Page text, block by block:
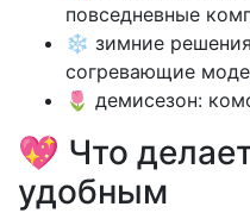
повседневные
❄️ зимние
согревающие
🌷 демисезон:
💖 Что
удобным